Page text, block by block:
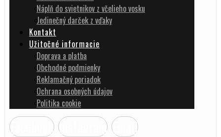
Náplň do svietnikov z včelieho vosku
Jedinečný darček z vďaky
Kontakt
Užitočné informacie
Doprava a platba
Obchodné podmienky
Reklamačný poriadok
Ochrana osobných údajov
Politika cookie
Facebook Instagram Email